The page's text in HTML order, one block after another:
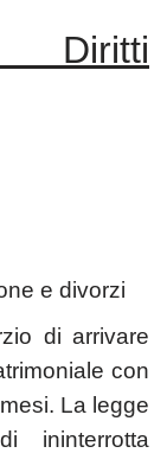
Diritti
e divorzi
di arrivare
con
La legge
ininterrotta